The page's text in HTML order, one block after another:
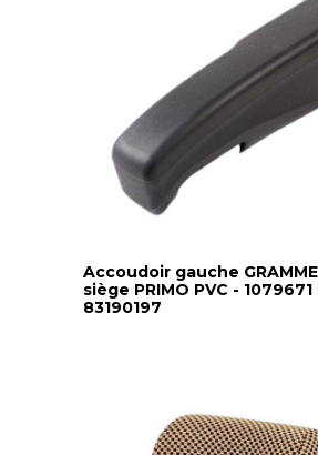
Accoudoir gauche
siège PRIMO PVC -
83190197